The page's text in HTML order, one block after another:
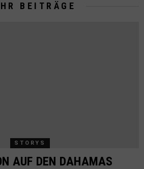
BEITRÄGE
STORYS
AUF DEN DAHAMAS